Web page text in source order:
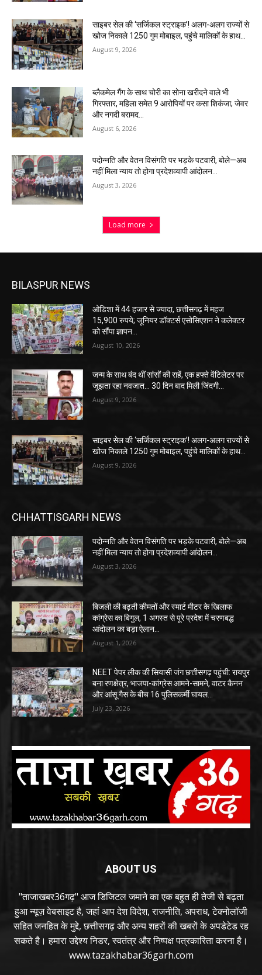
साइबर सेल की ‘सर्जिकल स्ट्राइक’! अलग-अलग राज्यों से
खोज निकाले 1250 गुम मोबाइल, पहुंचे मालिकों के हाथ…
August 9, 2026
ब्लैकमेल गैंग के साथ चोरी का सोना खरीदने वाले भी
गिरफ्तार, महिला समेत 9 आरोपियों पर कसा शिकंजा; जेवर
और नगदी बरामद…
August 6, 2026
पदोन्नति और वेतन विसंगति पर भड़के पटवारी, बोले—अब
नहीं मिला न्याय तो होगा प्रदेशव्यापी आंदोलन…
August 3, 2026
Load more
BILASPUR NEWS
ओडिशा में 44 हजार से ज्यादा, छत्तीसगढ़ में महज
15,900 रुपये; जूनियर डॉक्टर्स एसोसिएशन ने कलेक्टर
को सौंपा ज्ञापन…
August 10, 2026
जन्म के साथ बंद थीं सांसों की राहें, एक हफ्ते वेंटिलेटर पर
जूझता रहा नवजात… 30 दिन बाद मिली जिंदगी…
August 9, 2026
साइबर सेल की ‘सर्जिकल स्ट्राइक’! अलग-अलग राज्यों से
खोज निकाले 1250 गुम मोबाइल, पहुंचे मालिकों के हाथ…
August 9, 2026
CHHATTISGARH NEWS
पदोन्नति और वेतन विसंगति पर भड़के पटवारी, बोले—अब
नहीं मिला न्याय तो होगा प्रदेशव्यापी आंदोलन…
August 3, 2026
बिजली की बढ़ती कीमतों और स्मार्ट मीटर के खिलाफ
कांग्रेस का बिगुल, 1 अगस्त से पूरे प्रदेश में चरणबद्ध
आंदोलन का बड़ा ऐलान…
August 1, 2026
NEET पेपर लीक की सियासी जंग छत्तीसगढ़ पहुंची: रायपुर
बना रणक्षेत्र, भाजपा-कांग्रेस आमने-सामने, वाटर कैनन
और आंसू गैस के बीच 16 पुलिसकर्मी घायल…
July 23, 2026
ABOUT US
"ताजाखबर36गढ़" आज डिजिटल जमाने का एक बहुत ही तेजी से बढ़ता
हुआ न्यूज़ वेबसाइट है, जहां आप देश विदेश, राजनीति, अपराध, टेक्नोलॉजी
सहित जनहित के मुद्दे, छत्तीसगढ़ और अन्य शहरों की खबरों के अपडेटेड रह
सकते है। हमारा उद्देश्य निडर, स्वतंत्र और निष्पक्ष पत्रकारिता करना है।
www.tazakhabar36garh.com